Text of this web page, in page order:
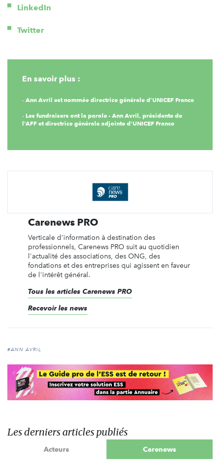
LinkedIn
Twitter
En savoir plus :
- Ann Avril est nommée directrice générale d’UNICEF France
- Les fundraisers ont la parole - Ann Avril, présidente de
l’AFF et directrice générale adjointe d’UNICEF France
Carenews PRO
Verticale d'information à destination des
professionnels, Carenews PRO suit au quotidien
l'actualité des associations, des ONG, des
fondations et des entreprises qui agissent en faveur
de l'intérêt général.
Tous les articles Carenews PRO
Recevoir les news
#ANN AVRIL
Les derniers articles publiés
Acteurs Carenews